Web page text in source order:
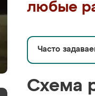
любые
Часто
Схема